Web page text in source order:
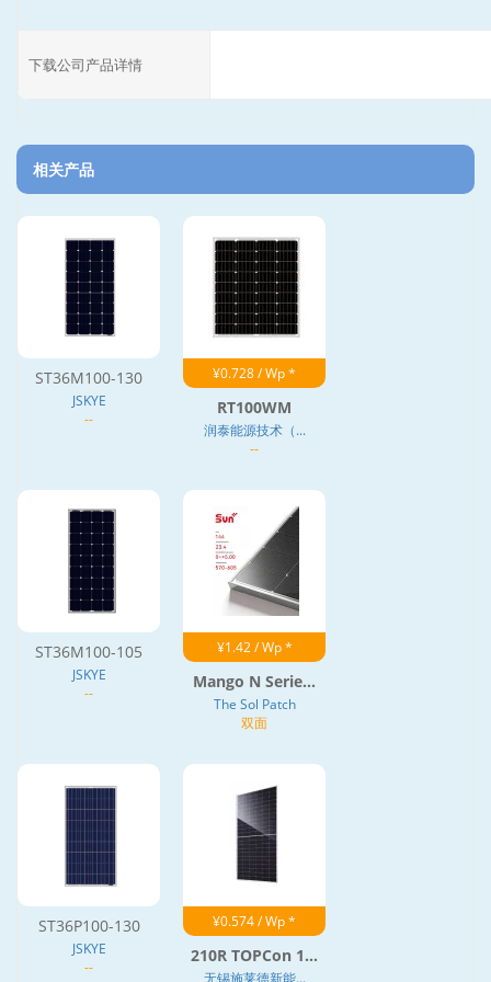
下载公司产品详情
相关产品
ST36M100-130
JSKYE
--
¥0.728 / Wp *
RT100WM
润泰能源技术（...
--
ST36M100-105
JSKYE
--
¥1.42 / Wp *
Mango N Serie...
The Sol Patch
双面
ST36P100-130
JSKYE
--
¥0.574 / Wp *
210R TOPCon 1...
无锡施莱德新能...